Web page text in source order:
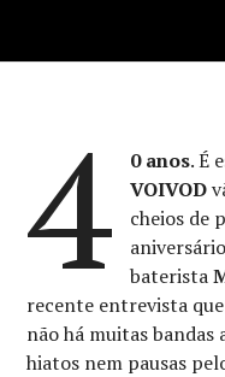
4 0 anos. É
VOIVOD
cheios de
baterista
recente entrevista
não há muitas bandas
hiatos nem pausas